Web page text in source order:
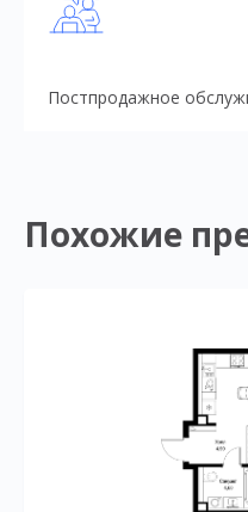
Постпродажное
Похожие